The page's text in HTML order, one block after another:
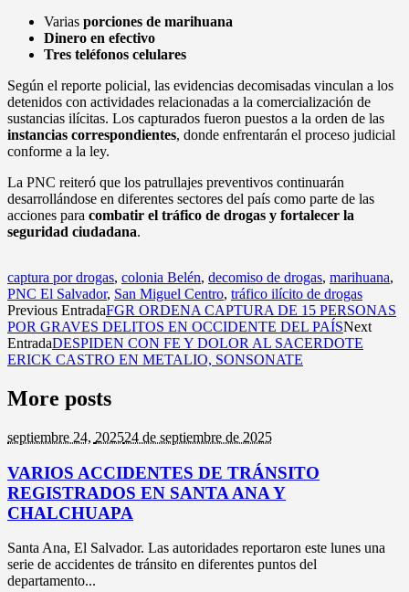
Varias porciones de marihuana
Dinero en efectivo
Tres teléfonos celulares
Según el reporte policial, las evidencias decomisadas vinculan a los
detenidos con actividades relacionadas a la comercialización de
sustancias ilícitas. Los capturados fueron puestos a la orden de las
instancias correspondientes, donde enfrentarán el proceso judicial
conforme a la ley.
La PNC reiteró que los patrullajes preventivos continuarán
desarrollándose en diferentes sectores del país como parte de las
acciones para combatir el tráfico de drogas y fortalecer la
seguridad ciudadana.
captura por drogas, colonia Belén, decomiso de drogas, marihuana,
PNC El Salvador, San Miguel Centro, tráfico ilícito de drogas
Previous EntradaFGR ORDENA CAPTURA DE 15 PERSONAS
POR GRAVES DELITOS EN OCCIDENTE DEL PAÍSNext
EntradaDESPIDEN CON FE Y DOLOR AL SACERDOTE
ERICK CASTRO EN METALIO, SONSONATE
More posts
septiembre 24, 202524 de septiembre de 2025
VARIOS ACCIDENTES DE TRÁNSITO
REGISTRADOS EN SANTA ANA Y
CHALCHUAPA
Santa Ana, El Salvador. Las autoridades reportaron este lunes una
serie de accidentes de tránsito en diferentes puntos del
departamento...